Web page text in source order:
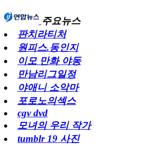
주요뉴스
판치라티처
원피스.동인지
이모 만화 야동
만남리그일정
야애니 소악마
포로노의섹스
cgv dvd
모녀의 우리 작가
tumblr 19 사진